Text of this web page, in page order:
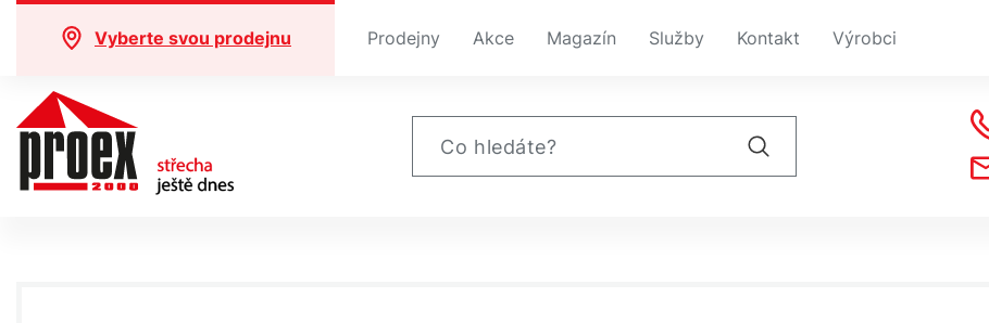
Vyberte svou prodejnu Prodejny Akce Magazín Služby Kontakt Výrobci